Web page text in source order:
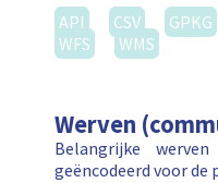
API
CSV GPKG
WFS
WMS
Werven
Belangrijke
geëncodeerd voor de